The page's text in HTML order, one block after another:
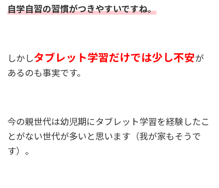
自学自習の習慣がつきやすいですね。
しかしタブレット学習だけでは少し不安が
あるのも事実です。
今の親世代は幼児期にタブレット学習を経験したこ
とがない世代が多いと思います（我が家もそうで
す）。